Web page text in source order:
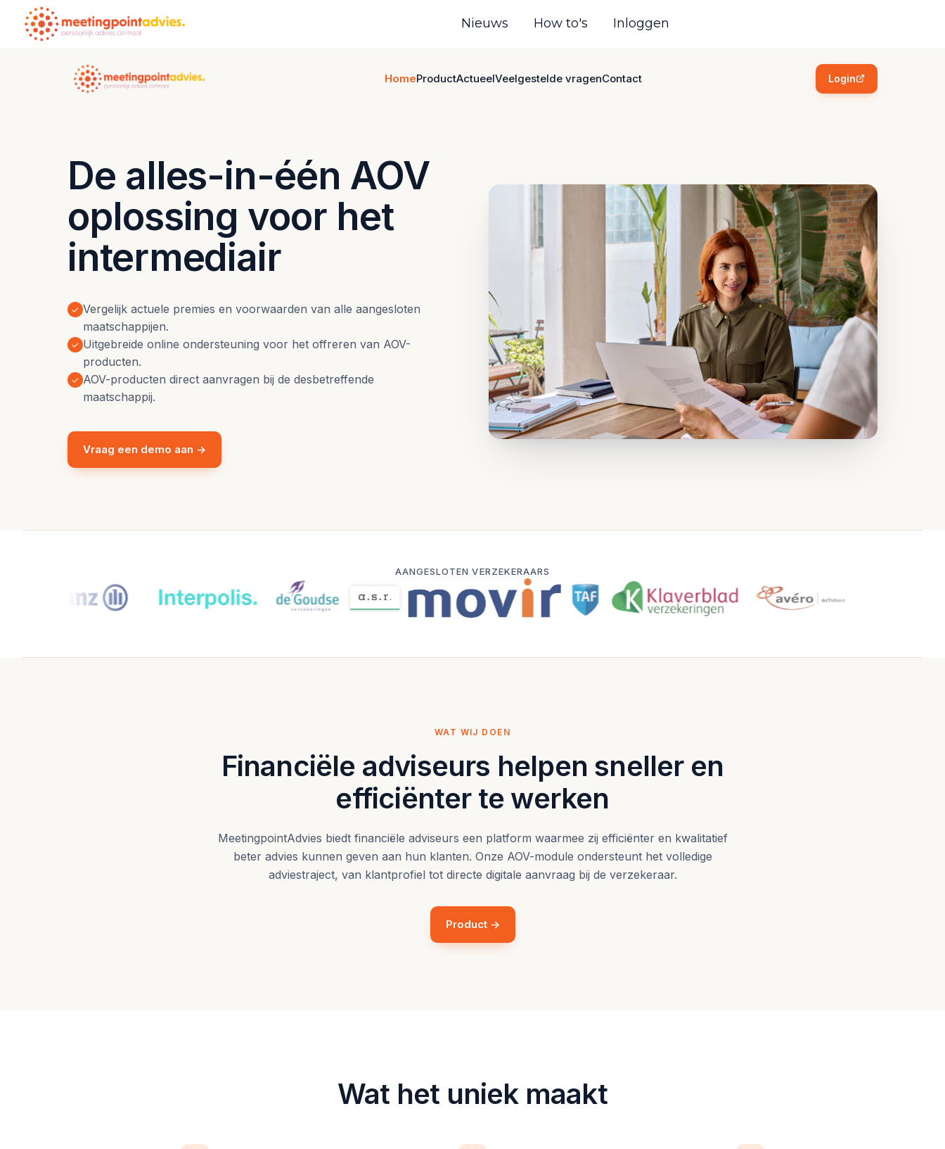
Nieuws How to's Inloggen
HomeProductActueelVeelgestelde vragenContact Login
De alles-in-één AOV
oplossing voor het
intermediair
✓ Vergelijk actuele premies en voorwaarden van alle aangesloten
maatschappijen.
✓ Uitgebreide online ondersteuning voor het offreren van AOV-
producten.
✓ AOV-producten direct aanvragen bij de desbetreffende
maatschappij.
Vraag een demo aan →
AANGESLOTEN VERZEKERAARS
WAT WIJ DOEN
Financiële adviseurs helpen sneller en
efficiënter te werken
MeetingpointAdvies biedt financiële adviseurs een platform waarmee zij efficiënter en kwalitatief
beter advies kunnen geven aan hun klanten. Onze AOV-module ondersteunt het volledige
adviestraject, van klantprofiel tot directe digitale aanvraag bij de verzekeraar.
Product →
Wat het uniek maakt